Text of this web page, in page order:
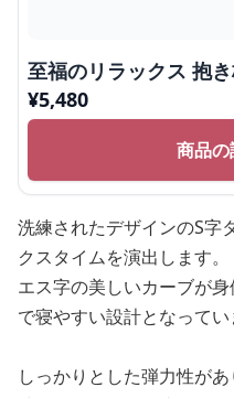
至福のリラックス 抱
¥5,480
商品
洗練されたデザインのS字
クスタイムを演出します。
エス字の美しいカーブが
で寝やすい設計となってい
しっかりとした弾力性が